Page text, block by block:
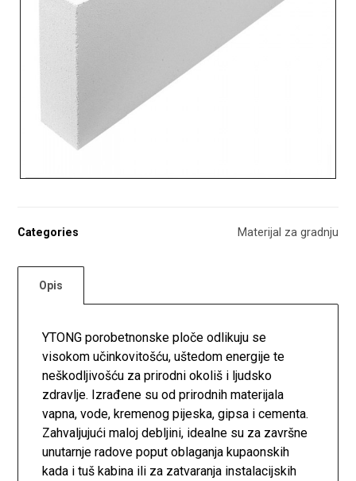
Categories Materijal za gradnju
Opis
YTONG porobetnonske ploče odlikuju se
visokom učinkovitošću, uštedom energije te
neškodljivošću za prirodni okoliš i ljudsko
zdravlje. Izrađene su od prirodnih materijala
vapna, vode, kremenog pijeska, gipsa i cementa.
Zahvaljujući maloj debljini, idealne su za završne
unutarnje radove poput oblaganja kupaonskih
kada i tuš kabina ili za zatvaranja instalacijskih